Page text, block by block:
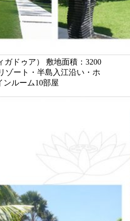
ガドゥア） 敷地面積：3200
ゾート・半島入江沿い・ホ
ンルーム10部屋